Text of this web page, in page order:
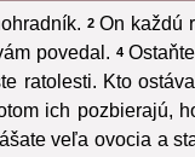
2 On každú
povedal. 4
ratolesti. Kto
ich pozbierajú,
veľa ovocia a